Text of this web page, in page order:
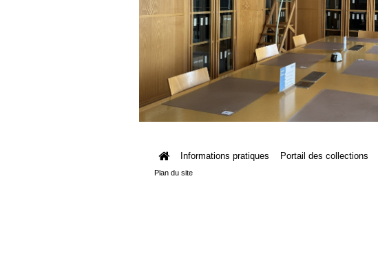
Informations pratiques Portail des collections
Plan du site